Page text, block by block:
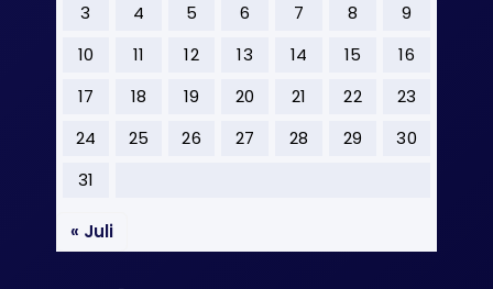
3
4 5 6 7 8
9
10
11 12 13 14 15
16
17
18 19 20 21 22
23
24
25 26 27 28 29
30
31
« Juli